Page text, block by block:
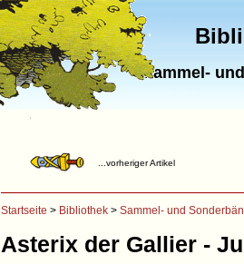
Sammel-
...vorheriger Artikel
Startseite > Bibliothek > Sammel- und
Asterix der Gallier -